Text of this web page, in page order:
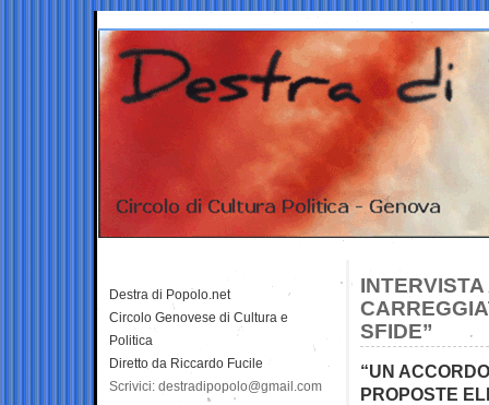
SFIDE”
“UN
PROPOSTE
Destra di Popolo.net
Circolo Genovese di Cultura e
Politica
Diretto da Riccardo Fucile
Scrivici: destradipopolo@gmail.com